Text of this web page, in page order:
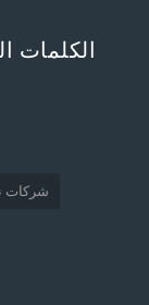
الكلمات
شركات